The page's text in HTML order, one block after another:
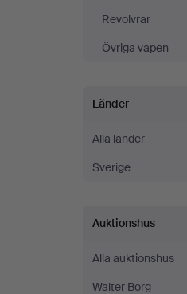
Revolvrar
Övriga vapen
Länder
Alla länder
Sverige
Auktionshus
Alla auktionshus
Walter Borg